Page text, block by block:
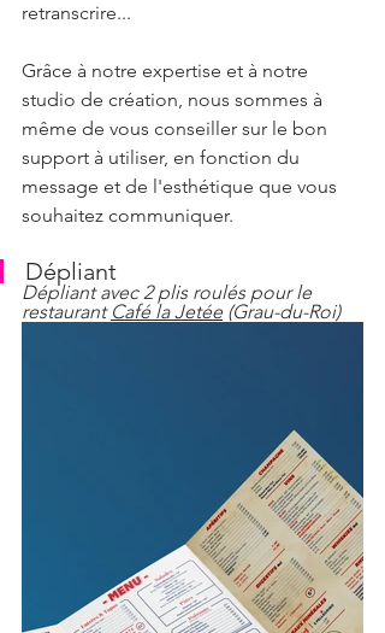
retranscrire...
Grâce à notre expertise et à notre
studio de création, nous sommes à
même de vous conseiller sur le bon
support à utiliser, en fonction du
message et de l'esthétique que vous
souhaitez communiquer.
Dépliant
Dépliant avec 2 plis roulés pour le
restaurant Café la Jetée (Grau-du-Roi)